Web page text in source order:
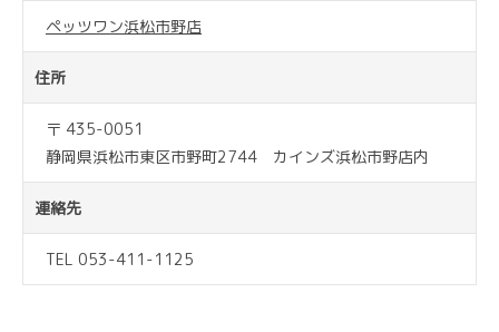
ペッツワン浜松市野店
住所
〒 435-0051
静岡県浜松市東区市野町2744 カインズ浜松市野店内
連絡先
TEL 053-411-1125